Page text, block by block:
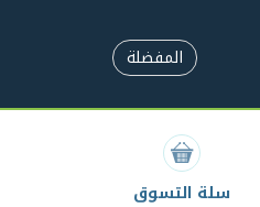
المفضلة
سلة التسوق